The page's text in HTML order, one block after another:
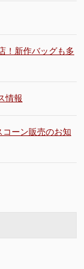
！新作バッグも多
情報
ーン販売のお知